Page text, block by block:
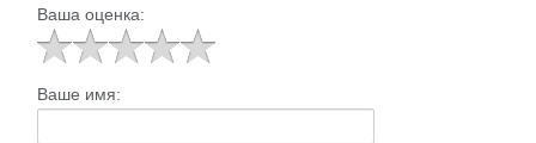
Ваша оценка:
Ваше имя: